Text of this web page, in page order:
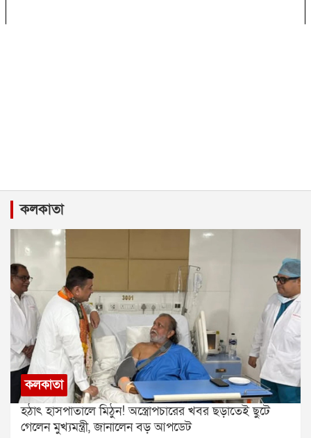
কলকাতা
কলকাতা
হঠাৎ হাসপাতালে মিঠুন! অস্ত্রোপচারের খবর ছড়াতেই ছুটে
গেলেন মুখ্যমন্ত্রী, জানালেন বড় আপডেট